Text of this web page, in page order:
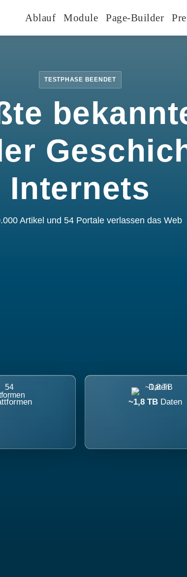
Ablauf Module Page-Builder
TESTPHASE BEENDET
Internets
Artikel und 54 Portale verlassen das Web
~1,8 TB Daten